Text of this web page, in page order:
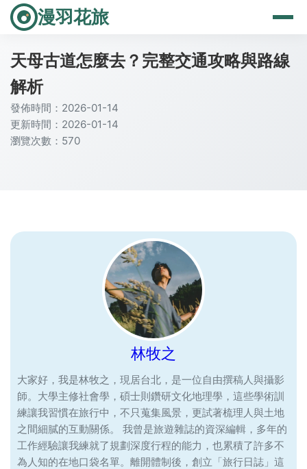
漫羽花旅
天母古道怎麼去？完整交通攻略與路線
解析
發佈時間：2026-01-14
更新時間：2026-01-14
瀏覽次數：570
林牧之
大家好，我是林牧之，現居台北，是一位自由撰稿人與攝影
師。大學主修社會學，碩士則鑽研文化地理學，這些學術訓
練讓我習慣在旅行中，不只蒐集風景，更試著梳理人與土地
之間細膩的互動關係。 我曾是旅遊雜誌的資深編輯，多年的
工作經驗讓我練就了規劃深度行程的能力，也累積了許多不
為人知的在地口袋名單。離開體制後，創立「旅行日誌」這